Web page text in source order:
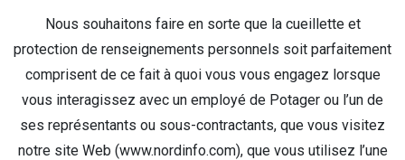
BLOGUE
QUI SOMMES-NOUS?
CARRIÈRES
Nous souhaitons faire en sorte que la cueillette et
protection de renseignements personnels soit parfaitement
comprisent de ce fait à quoi vous vous engagez lorsque
vous interagissez avec un employé de Potager ou l’un de
ses représentants ou sous-contractants, que vous visitez
notre site Web (www.nordinfo.com), que vous utilisez l’une